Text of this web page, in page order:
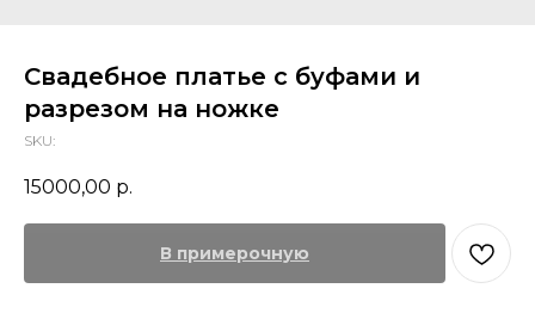
Свадебное платье с буфами и
разрезом на ножке
SKU:
15000,00 р.
В примерочную